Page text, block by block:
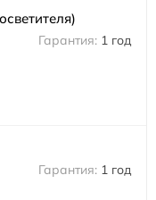
1 год
1 год